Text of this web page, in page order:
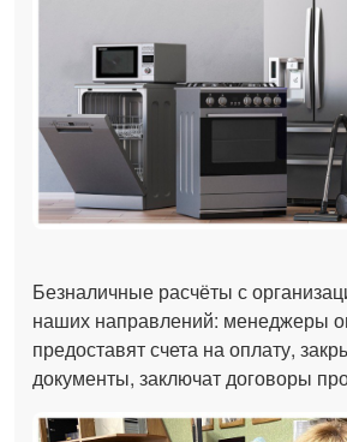
Безналичные расчёты с
наших направлений: менеджеры
предоставят счета на оплату,
документы, заключат договоры